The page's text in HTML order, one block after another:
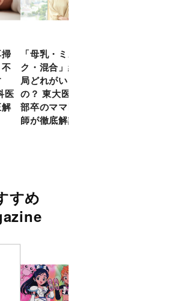
医
「母乳・ミル
ク・混合」結
局どれがいい
の？ 東大医学
部卒のママ医
師が徹底解説
すめ